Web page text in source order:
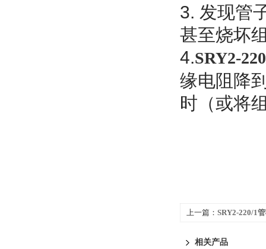
3. 发现管
甚至烧坏
4.SRY2-
缘电阻降
时（或将
上一篇： SRY2-220/1
相关产品